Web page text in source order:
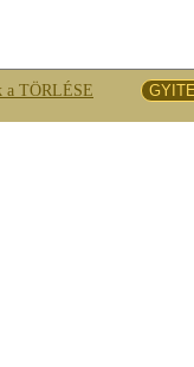
a TÖRLÉSE